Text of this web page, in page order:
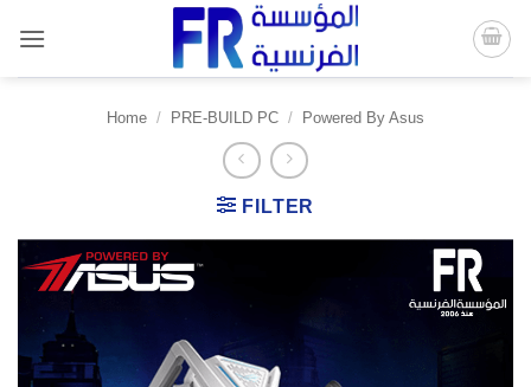
content
Home / PRE-BUILD PC / Powered By Asus
FILTER